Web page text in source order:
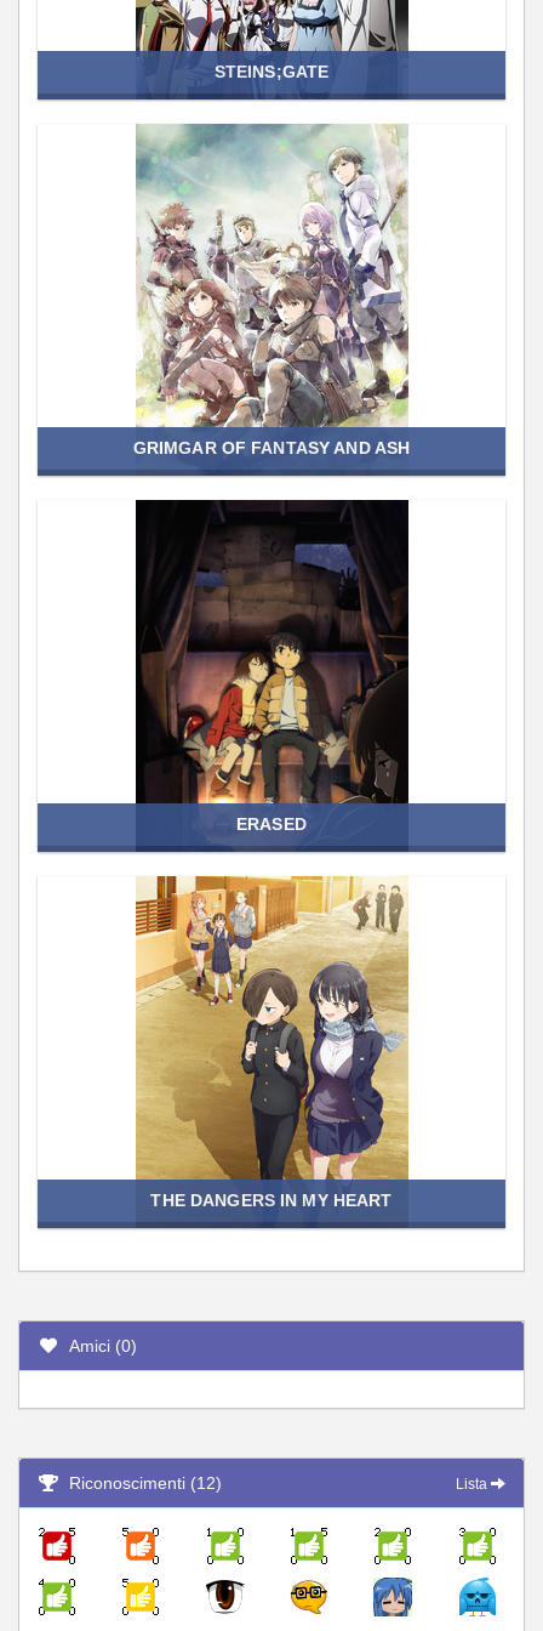
STEINS;GATE
GRIMGAR OF FANTASY AND ASH
ERASED
THE DANGERS IN MY HEART
Amici (0)
Riconoscimenti (12) Lista